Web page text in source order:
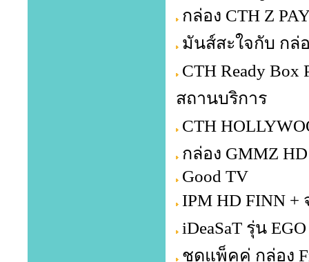
กล่อง CTH Z
มันส์สะใจกับ กล่
CTH Ready
สถานบริการ
CTH
กล่อง GMMZ
Good TV
IPM HD FINN +
iDeaSaT รุ่น
ชุดแพ็คคู่ กล่อง